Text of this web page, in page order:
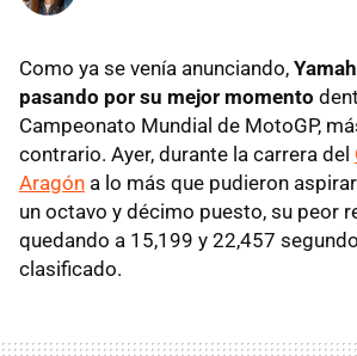
Como ya se venía anunciando,
pasando por su mejor momento
Campeonato Mundial de MotoGP,
contrario. Ayer, durante la carrera del
Aragón a lo más que pudieron
un octavo y décimo puesto, su peor
quedando a 15,199 y 22,457
clasificado.